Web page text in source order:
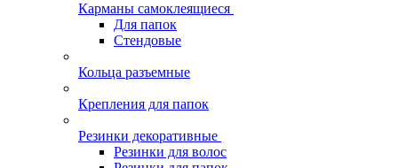
Карманы самоклеящиеся
Для папок
Стендовые
Кольца разъемные
Крепления для папок
Резинки декоративные
Резинки для волос